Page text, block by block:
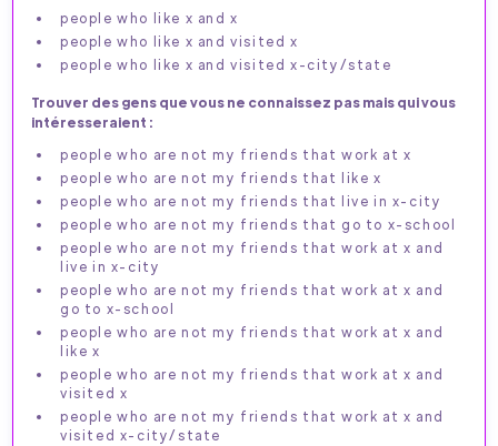
people who like x and x
people who like x and visited x
people who like x and visited x-city/state
Trouver des gens que vous ne connaissez pas mais qui vous
intéresseraient :
people who are not my friends that work at x
people who are not my friends that like x
people who are not my friends that live in x-city
people who are not my friends that go to x-school
people who are not my friends that work at x and
live in x-city
people who are not my friends that work at x and
go to x-school
people who are not my friends that work at x and
like x
people who are not my friends that work at x and
visited x
people who are not my friends that work at x and
visited x-city/state